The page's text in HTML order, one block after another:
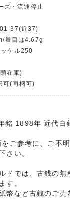
ズ・流通停止
37(近37)
量目は4.67g
ケル250
在庫)
可(同梱可)
銘 1898年 近代白
ご参考に、ご不
さい。
ドでは、古銭の無
す。
幣など古銭のご売